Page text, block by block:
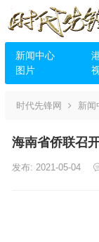
新闻中心
图片
时代先锋网 新闻
海南省侨联召
发布: 2021-05-04